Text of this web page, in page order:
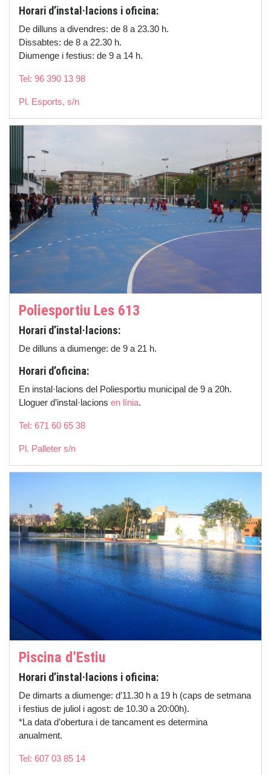
Horari d’instal·lacions i oficina:
De dilluns a divendres: de 8 a 23.30 h.
Dissabtes: de 8 a 22.30 h.
Diumenge i festius: de 9 a 14 h.
Tel: 96 390 13 98
Pl. Esports, s/n
Poliesportiu Les 613
Horari d’instal·lacions:
De dilluns a diumenge: de 9 a 21 h.
Horari d’oficina:
En instal·lacions del Poliesportiu municipal de 9 a 20h.
Lloguer d’instal·lacions en línia.
Tel: 671 60 65 38
Pl. Palleter s/n
Piscina d’Estiu
Horari d’instal·lacions i oficina:
De dimarts a diumenge: d’11.30 h a 19 h (caps de setmana
i festius de juliol i agost: de 10.30 a 20:00h).
*La data d’obertura i de tancament es determina
anualment.
Tel: 607 03 85 14